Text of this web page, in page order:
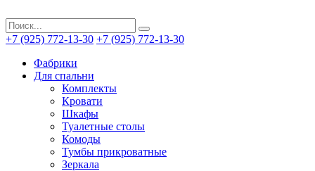
+7 (925) 772-13-30 +7 (925) 772-13-30
Фабрики
Для спальни
Комплекты
Кровати
Шкафы
Туалетные столы
Комоды
Тумбы прикроватные
Зеркала